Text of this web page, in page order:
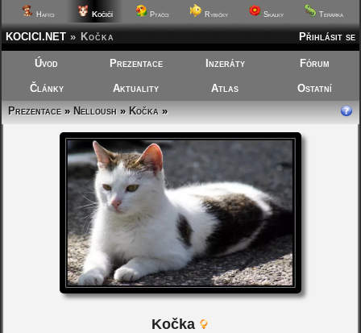
Hafíci Kočičí Ptáčci Rybičky Skalky Terárka
Přihlásit se
KOCICI.NET » Kočka
Úvod Prezentace Inzeráty Fórum
Články Aktuality Atlas
Ostatní
Prezentace»Nelloush»Kočka»
Kočka